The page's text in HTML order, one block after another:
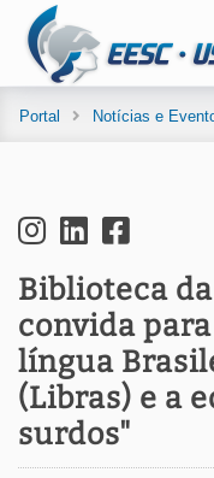
Portal Notícias e
Biblioteca da
convida
língua
(Libras) e a
surdos"